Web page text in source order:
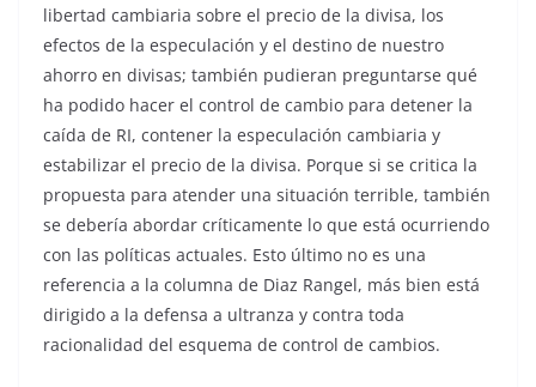
libertad cambiaria sobre el precio de la divisa, los
efectos de la especulación y el destino de nuestro
ahorro en divisas; también pudieran preguntarse qué
ha podido hacer el control de cambio para detener la
caída de RI, contener la especulación cambiaria y
estabilizar el precio de la divisa. Porque si se critica la
propuesta para atender una situación terrible, también
se debería abordar críticamente lo que está ocurriendo
con las políticas actuales. Esto último no es una
referencia a la columna de Diaz Rangel, más bien está
dirigido a la defensa a ultranza y contra toda
racionalidad del esquema de control de cambios.